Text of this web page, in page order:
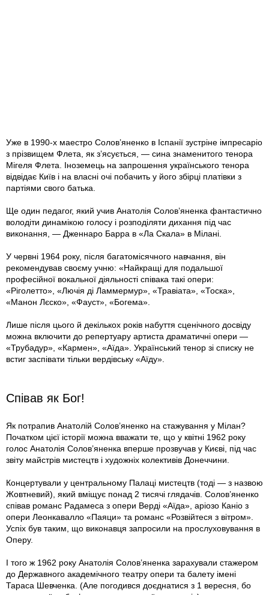
Уже в 1990-х маестро Солов’яненко в Іспанії зустріне імпресаріо
з прізвищем Флета, як з’ясується, — сина знаменитого тенора
Мігеля Флета. Іноземець на запрошення українського тенора
відвідає Київ і на власні очі побачить у його збірці платівки з
партіями свого батька.
Ще один педагог, який учив Анатолія Солов’яненка фантастично
володіти динамікою голосу і розподіляти дихання під час
виконання, — Дженнаро Барра в «Ла Скала» в Мілані.
У червні 1964 року, після багатомісячного навчання, він
рекомендував своєму учню: «Найкращі для подальшої
професійної вокальної діяльності співака такі опери:
«Ріголетто», «Лючія ді Ламмермур», «Травіата», «Тоска»,
«Манон Лєско», «Фауст», «Богема».
Лише після цього й декількох років набуття сценічного досвіду
можна включити до репертуару артиста драматичні опери —
«Трубадур», «Кармен», «Аїда». Український тенор зі списку не
встиг заспівати тільки вердівську «Аїду».
Співав як Бог!
Як потрапив Анатолій Солов’яненко на стажування у Мілан?
Початком цієї історії можна вважати те, що у квітні 1962 року
голос Анатолія Солов’яненка вперше прозвучав у Києві, під час
звіту майстрів мистецтв і художніх колективів Донеччини.
Концертували у центральному Палаці мистецтв (тоді — з назвою
Жовтневий), який вміщує понад 2 тисячі глядачів. Солов’яненко
співав романс Радамеса з опери Верді «Аїда», аріозо Каніо з
опери Леонкавалло «Паяци» та романс «Розвійтеся з вітром».
Успіх був таким, що виконавця запросили на прослуховування в
Оперу.
І того ж 1962 року Анатолія Солов’яненка зарахували стажером
до Державного академічного театру опери та балету імені
Тараса Шевченка. (Але погодився доєднатися з 1 вересня, бо